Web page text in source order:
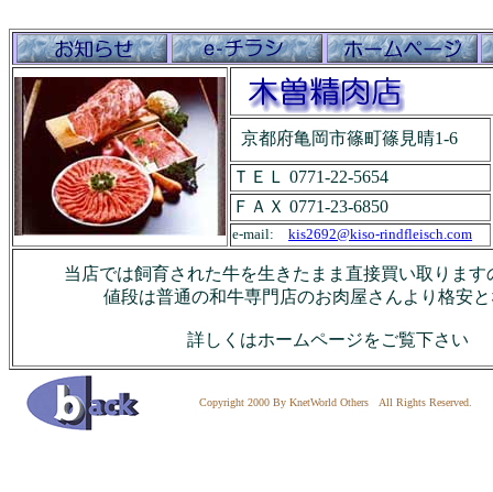
京都府亀岡市篠町篠見晴1-6
ＴＥＬ 0771-22-5654
ＦＡＸ 0771-23-6850
e-mail: kis2692@kiso-rindfleisch.com
当店では飼育された牛を生きたまま直接買い取
値段は普通の和牛専門店のお肉屋さんより格安と
詳しくはホームページをご覧下さい
Copyright 2000 By KnetWorld Others All Rights Reserved.